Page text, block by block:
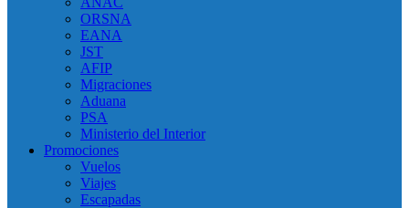
ORSNA
EANA
JST
AFIP
Migraciones
Aduana
PSA
Ministerio del Interior
Promociones
Vuelos
Viajes
Escapadas